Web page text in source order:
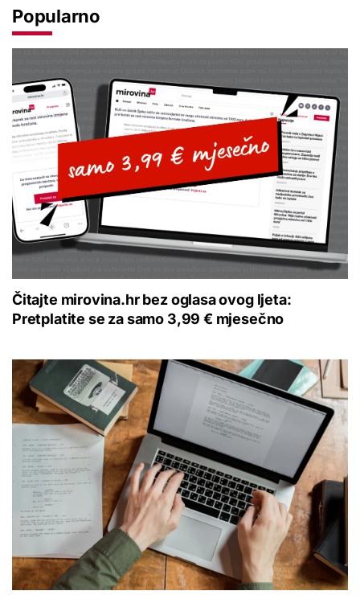
Popularno
Čitajte mirovina.hr bez oglasa ovog ljeta:
Pretplatite se za samo 3,99 € mjesečno